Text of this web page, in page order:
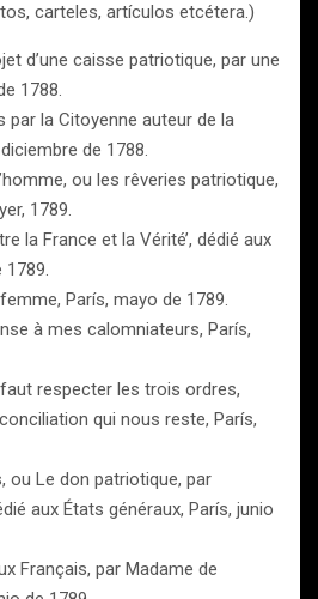
carteles, artículos etcétera.)
d’une caisse patriotique, par une
1788.
par la Citoyenne auteur de la
de 1788.
ou les rêveries patriotique,
1789.
la France et la Vérité’, dédié aux
1789.
París, mayo de 1789.
à mes calomniateurs, París,
respecter les trois ordres,
qui nous reste, París,
Le don patriotique, par
aux États généraux, París, junio
Français, par Madame de